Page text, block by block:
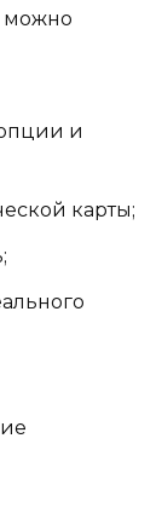
можно
и
карты;